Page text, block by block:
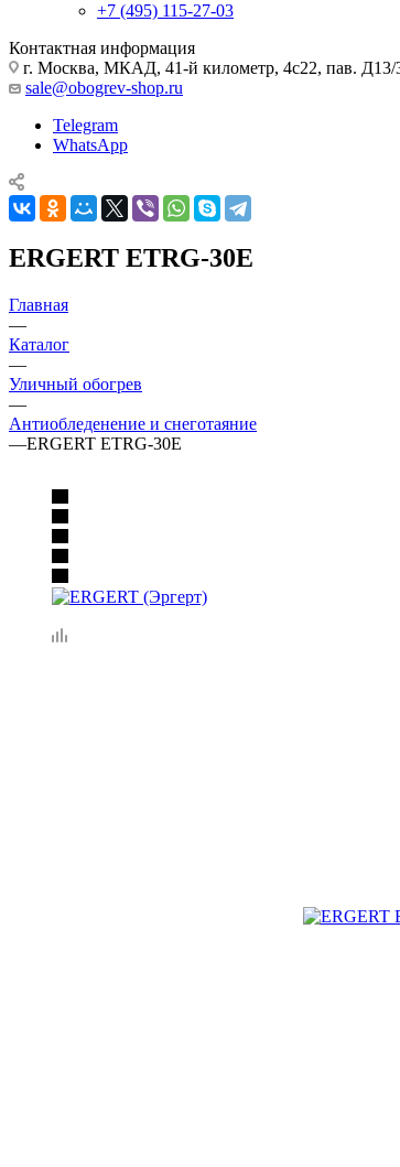
+7 (495) 115-27-03
Контактная информация
г. Москва, МКАД, 41-й километр, 4с22, пав. Д13/
sale@obogrev-shop.ru
Telegram
WhatsApp
ERGERT ETRG-30E
Главная
—
Каталог
—
Уличный обогрев
—
Антиобледенение и снеготаяние
—ERGERT ETRG-30E